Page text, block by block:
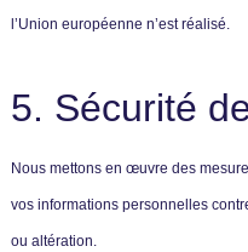
l’Union européenne n’est réalisé.
5. Sécurité
Nous mettons en œuvre des
vos informations personnelles
ou altération.